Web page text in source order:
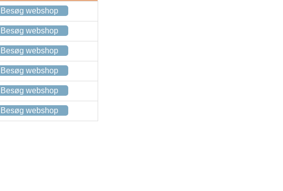
Besøg webshop
Besøg webshop
Besøg webshop
Besøg webshop
Besøg webshop
Besøg webshop